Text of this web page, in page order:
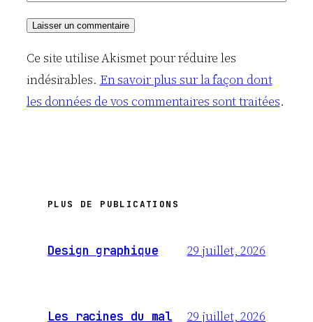
Ce site utilise Akismet pour réduire les
indésirables. En savoir plus sur la façon dont
les données de vos commentaires sont traitées.
PLUS DE PUBLICATIONS
Design graphique 29 juillet, 2026
Les racines du mal 29 juillet, 2026